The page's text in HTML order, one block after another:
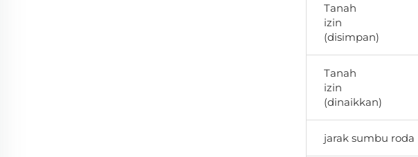
Tanah
izin
(disimpan)
Tanah
izin
(dinaikkan)
jarak sumbu roda